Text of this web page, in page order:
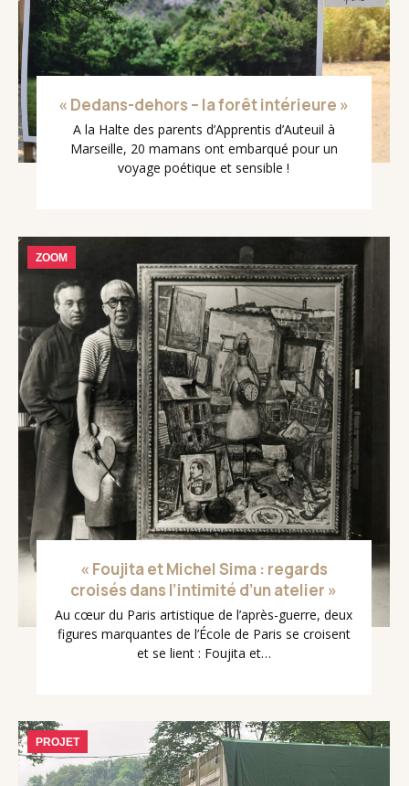
« Dedans-dehors – la forêt intérieure »
A la Halte des parents d’Apprentis d’Auteuil à
Marseille, 20 mamans ont embarqué pour un
voyage poétique et sensible !
ZOOM
« Foujita et Michel Sima : regards
croisés dans l’intimité d’un atelier »
Au cœur du Paris artistique de l’après-guerre, deux
figures marquantes de l’École de Paris se croisent
et se lient : Foujita et…
PROJET